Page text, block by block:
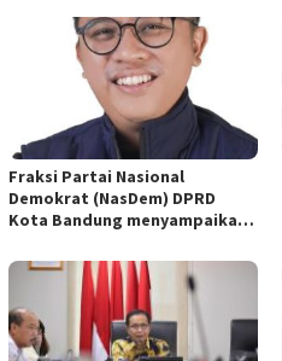
Fraksi Partai Nasional
Demokrat (NasDem) DPRD
Kota Bandung menyampaikan
empat Rancangan Peraturan
Daerah (Raperda) yang
diajukan Pemerintah Kota
Bandung